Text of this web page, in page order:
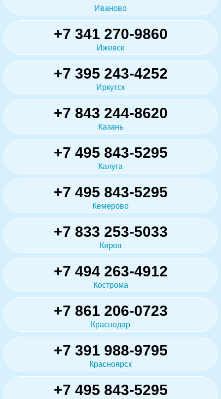
Иваново
+7 341 270-9860
Ижевск
+7 395 243-4252
Иркутск
+7 843 244-8620
Казань
+7 495 843-5295
Калуга
+7 495 843-5295
Кемерово
+7 833 253-5033
Киров
+7 494 263-4912
Кострома
+7 861 206-0723
Краснодар
+7 391 988-9795
Красноярск
+7 495 843-5295